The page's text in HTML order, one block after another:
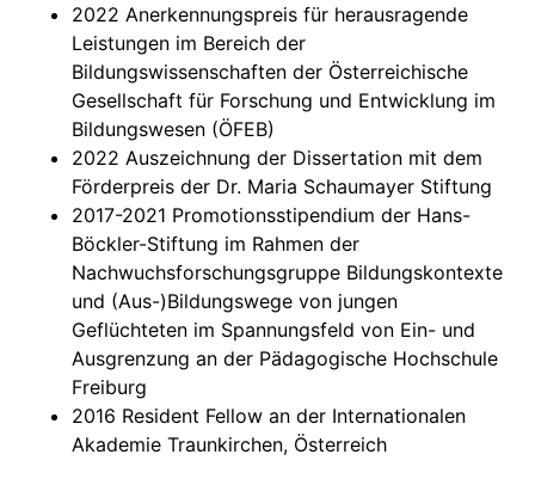
2022 Anerkennungspreis für herausragende
Leistungen im Bereich der
Bildungswissenschaften der Österreichische
Gesellschaft für Forschung und Entwicklung im
Bildungswesen (ÖFEB)
2022 Auszeichnung der Dissertation mit dem
Förderpreis der Dr. Maria Schaumayer Stiftung
2017-2021 Promotionsstipendium der Hans-
Böckler-Stiftung im Rahmen der
Nachwuchsforschungsgruppe Bildungskontexte
und (Aus-)Bildungswege von jungen
Geflüchteten im Spannungsfeld von Ein- und
Ausgrenzung an der Pädagogische Hochschule
Freiburg
2016 Resident Fellow an der Internationalen
Akademie Traunkirchen, Österreich